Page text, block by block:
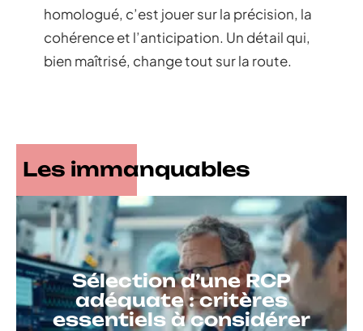
homologué, c’est jouer sur la précision, la
cohérence et l’anticipation. Un détail qui,
bien maîtrisé, change tout sur la route.
Les immanquables
Sélection d’une RCP
adéquate : critères
essentiels à considérer